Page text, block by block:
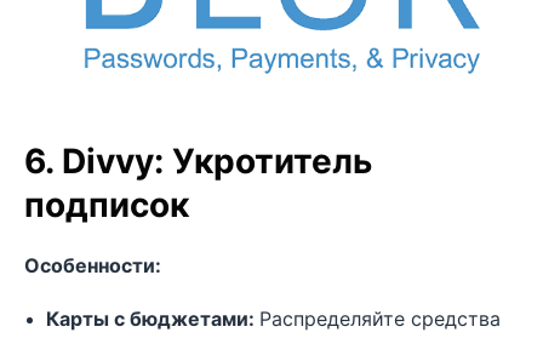
6. Divvy: Укротитель
подписок
Особенности:
Карты с бюджетами: Распределяйте средства